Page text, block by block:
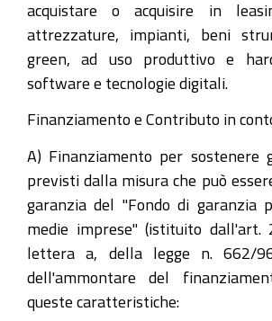
acquistare o acquisire in
attrezzature, impianti, beni
green, ad uso produttivo e
software e tecnologie digitali.
Finanziamento e Contributo in
A) Finanziamento per sostenere
previsti dalla misura che può
garanzia del "Fondo di garanzia
medie imprese" (istituito dall'art.
lettera a, della legge n. 662/
dell'ammontare del
queste caratteristiche: